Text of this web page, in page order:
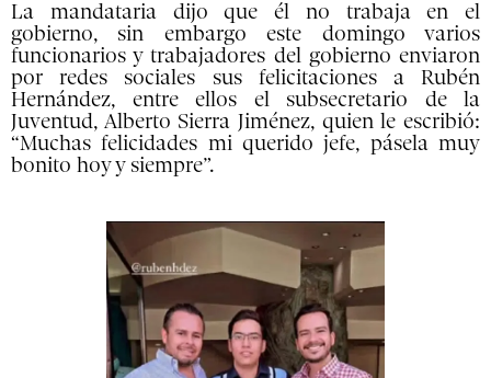
La mandataria dijo que él no trabaja en el
gobierno, sin embargo este domingo varios
funcionarios y trabajadores del gobierno enviaron
por redes sociales sus felicitaciones a Rubén
Hernández, entre ellos el subsecretario de la
Juventud, Alberto Sierra Jiménez, quien le escribió:
“Muchas felicidades mi querido jefe, pásela muy
bonito hoy y siempre”.